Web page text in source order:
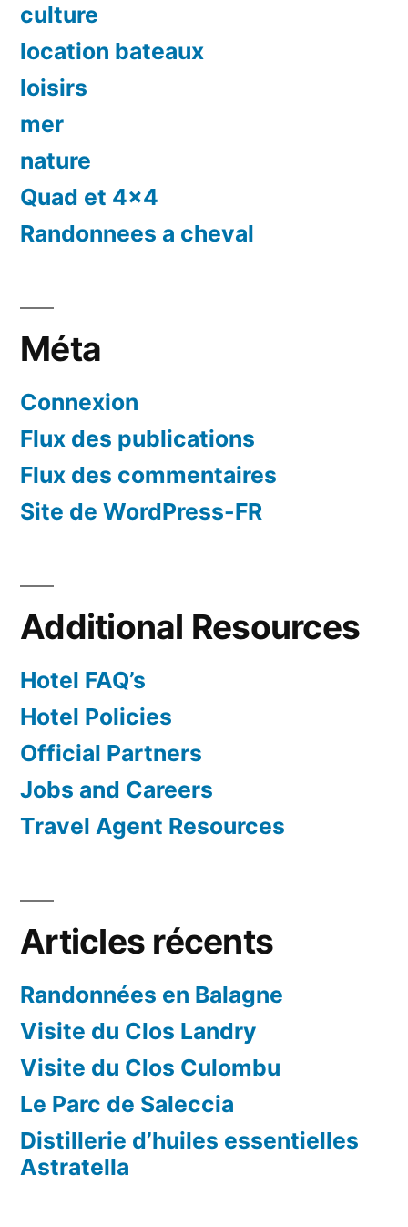
culture
location bateaux
loisirs
mer
nature
Quad et 4×4
Randonnees a cheval
Méta
Connexion
Flux des publications
Flux des commentaires
Site de WordPress-FR
Additional Resources
Hotel FAQ’s
Hotel Policies
Official Partners
Jobs and Careers
Travel Agent Resources
Articles récents
Randonnées en Balagne
Visite du Clos Landry
Visite du Clos Culombu
Le Parc de Saleccia
Distillerie d’huiles essentielles
Astratella